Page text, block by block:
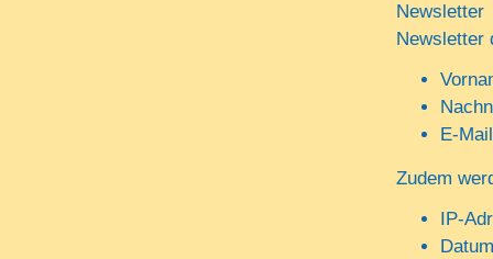
Newsletter
E-
Zudem
IP-